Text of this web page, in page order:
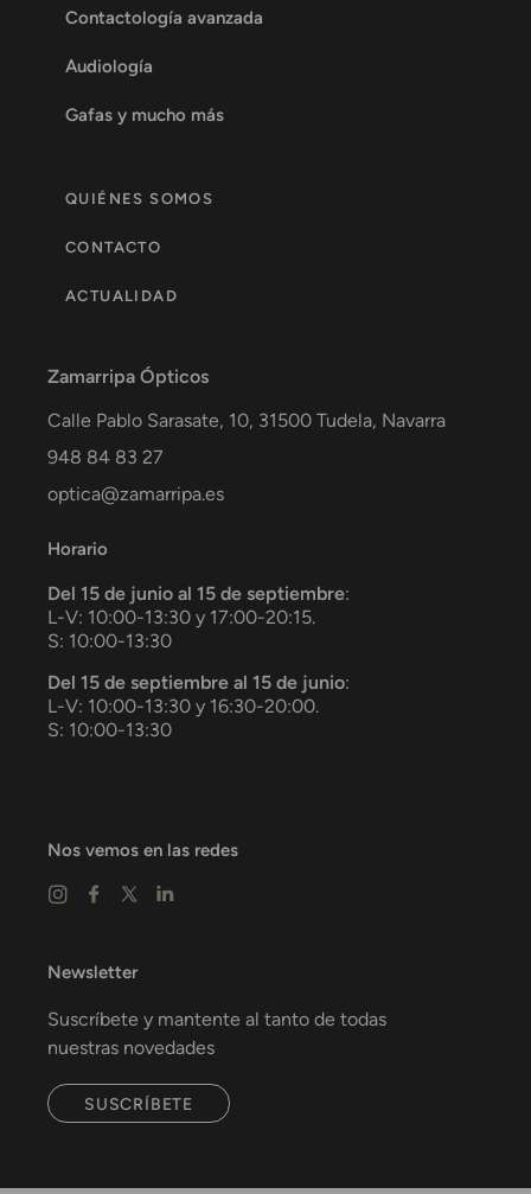
Contactología avanzada
Audiología
Gafas y mucho más
QUIÉNES SOMOS
CONTACTO
ACTUALIDAD
Zamarripa Ópticos
Calle Pablo Sarasate, 10, 31500 Tudela, Navarra
948 84 83 27
optica@zamarripa.es
Horario
Del 15 de junio al 15 de septiembre:
L-V: 10:00-13:30 y 17:00-20:15.
S: 10:00-13:30
Del 15 de septiembre al 15 de junio:
L-V: 10:00-13:30 y 16:30-20:00.
S: 10:00-13:30
Nos vemos en las redes
Newsletter
Suscríbete y mantente al tanto de todas
nuestras novedades
SUSCRÍBETE